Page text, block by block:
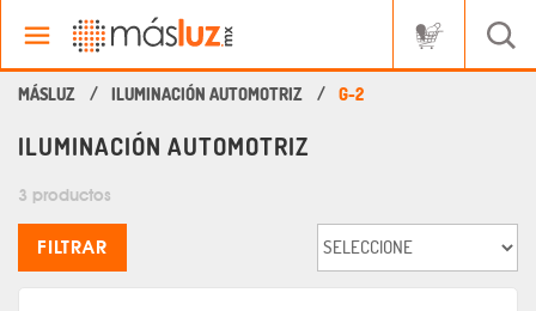
ILUMINACIÓN AUTOMOTRIZ G-2
ILUMINACIÓN AUTOMOTRIZ
3 productos
FILTRAR